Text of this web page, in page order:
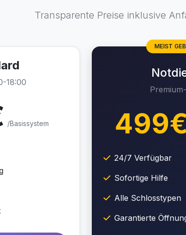
Transparente Preise inklusive
18:00
/Basissystem
MEIST
24/7 Verfügbar
Sofortige Hilfe
Alle Schlosstypen
Garantierte